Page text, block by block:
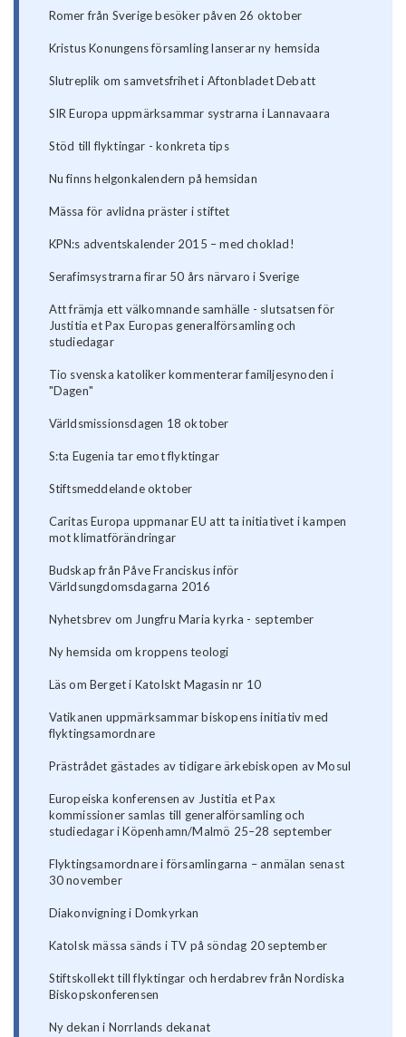
Romer från Sverige besöker påven 26 oktober
Kristus Konungens församling lanserar ny hemsida
Slutreplik om samvetsfrihet i Aftonbladet Debatt
SIR Europa uppmärksammar systrarna i Lannavaara
Stöd till flyktingar - konkreta tips
Nu finns helgonkalendern på hemsidan
Mässa för avlidna präster i stiftet
KPN:s adventskalender 2015 – med choklad!
Serafimsystrarna firar 50 års närvaro i Sverige
Att främja ett välkomnande samhälle - slutsatsen för
Justitia et Pax Europas generalförsamling och
studiedagar
Tio svenska katoliker kommenterar familjesynoden i
"Dagen"
Världsmissionsdagen 18 oktober
S:ta Eugenia tar emot flyktingar
Stiftsmeddelande oktober
Caritas Europa uppmanar EU att ta initiativet i kampen
mot klimatförändringar
Budskap från Påve Franciskus inför
Världsungdomsdagarna 2016
Nyhetsbrev om Jungfru Maria kyrka - september
Ny hemsida om kroppens teologi
Läs om Berget i Katolskt Magasin nr 10
Vatikanen uppmärksammar biskopens initiativ med
flyktingsamordnare
Prästrådet gästades av tidigare ärkebiskopen av Mosul
Europeiska konferensen av Justitia et Pax
kommissioner samlas till generalförsamling och
studiedagar i Köpenhamn/Malmö 25–28 september
Flyktingsamordnare i församlingarna – anmälan senast
30 november
Diakonvigning i Domkyrkan
Katolsk mässa sänds i TV på söndag 20 september
Stiftskollekt till flyktingar och herdabrev från Nordiska
Biskopskonferensen
Ny dekan i Norrlands dekanat